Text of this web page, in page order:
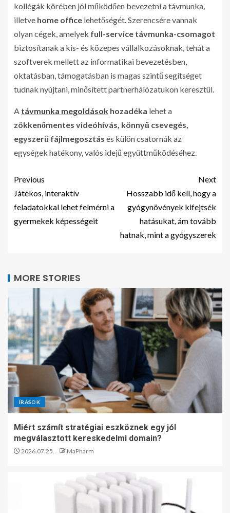
kollégák körében jól működően bevezetni a távmunka,
illetve home office lehetőségét. Szerencsére vannak
olyan cégek, amelyek full-service távmunka-csomagot
biztosítanak a kis- és közepes vállalkozásoknak, tehát a
szoftverek mellett az informatikai bevezetésben,
oktatásban, támogatásban is magas szintű segítséget
tudnak nyújtani, minősített partnerhálózatukon keresztül.
A távmunka megoldások hozadéka lehet a
zökkenőmentes videóhívás, könnyű csevegés,
egyszerű fájlmegosztás és külön csatornák az
egységek hatékony, valós idejű együttműködéséhez.
Previous
Játékos, interaktív
feladatokkal lehet felmérni a
gyermekek képességeit
Next
Hosszabb idő kell, hogy a
gyógynövények kifejtsék
hatásukat, ám tovább
hatnak, mint a gyógyszerek
MORE STORIES
ÍRÁSOK
Miért számít stratégiai eszköznek egy jól
megválasztott kereskedelmi domain?
2026.07.25. MaPharm